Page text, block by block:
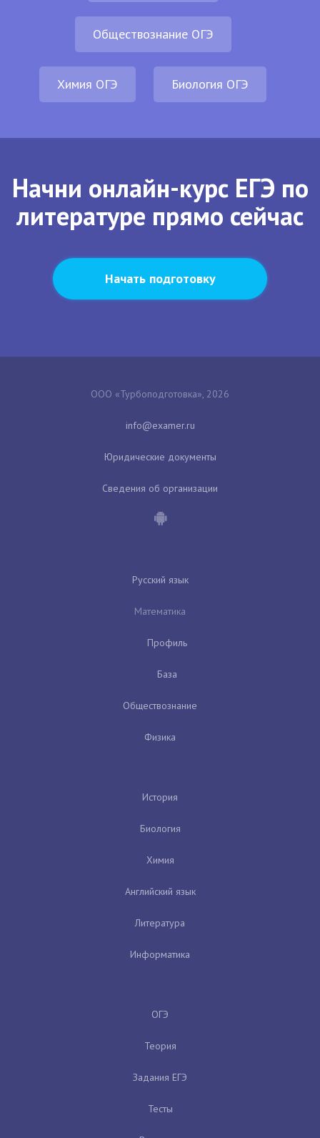
Обществознание ОГЭ
Химия ОГЭ Биология ОГЭ
Начни онлайн-курс ЕГЭ по
литературе прямо сейчас
Начать подготовку
ООО «Турбоподготовка», 2026
Юридические документы
Сведения об организации
Русский язык
Математика
Профиль
База
Обществознание
Физика
История
Биология
Химия
Английский язык
Литература
Информатика
ОГЭ
Теория
Задания ЕГЭ
Тесты